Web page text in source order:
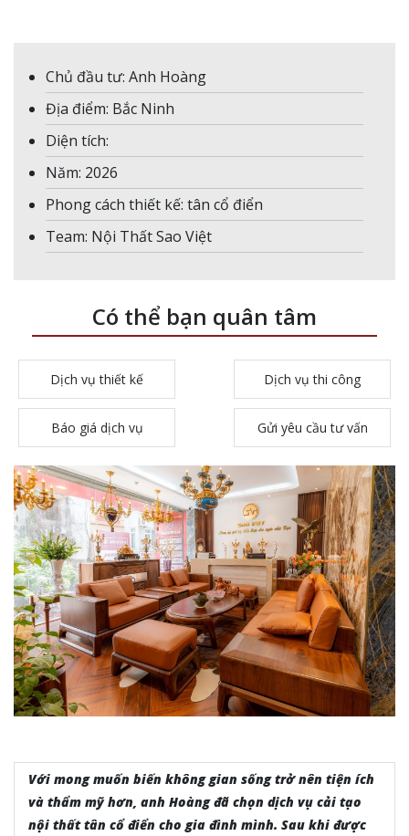
Chủ đầu tư: Anh Hoàng
Địa điểm: Bắc Ninh
Diện tích:
Năm: 2026
Phong cách thiết kế: tân cổ điển
Team: Nội Thất Sao Việt
Có thể bạn quân tâm
Dịch vụ thiết kế Dịch vụ thi công
Báo giá dịch vụ Gửi yêu cầu tư vấn
Với mong muốn biến không gian sống trở nên tiện ích
và thẩm mỹ hơn, anh Hoàng đã chọn dịch vụ cải tạo
nội thất tân cổ điển cho gia đình mình. Sau khi được